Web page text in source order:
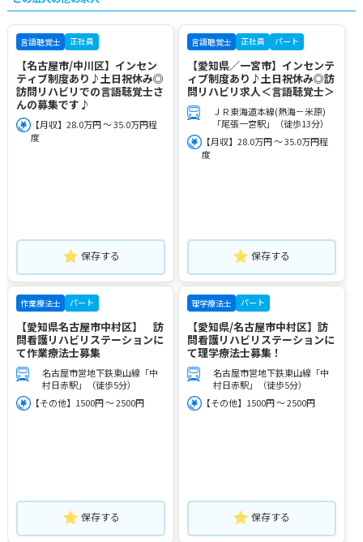
言語聴覚士 正社員
【名古屋市/中川区】インセン
ティブ制度あり♪土日祝休み◎
訪問リハビリでの言語聴覚士さ
んの募集です♪
【月収】28.0万円 ～ 35.0万円程
度
保存する
言語聴覚士 正社員 パート
【愛知県／一宮市】インセンテ
ィブ制度あり♪土日祝休み◎訪
問リハビリ求人＜言語聴覚士＞
ＪＲ東海道本線(熱海－米原)
「尾張一宮駅」（徒歩13分）
【月収】28.0万円 ～ 35.0万円程
度
保存する
作業療法士 パート
【愛知県名古屋市中村区】 訪
問看護リハビリステーションに
て作業療法士募集
名古屋市営地下鉄東山線「中
村日赤駅」（徒歩5分）
【その他】1500円 ～ 2500円
保存する
理学療法士 パート
【愛知県/名古屋市中村区】訪
問看護リハビリステーションに
て理学療法士募集！
名古屋市営地下鉄東山線「中
村日赤駅」（徒歩5分）
【その他】1500円 ～ 2500円
保存する